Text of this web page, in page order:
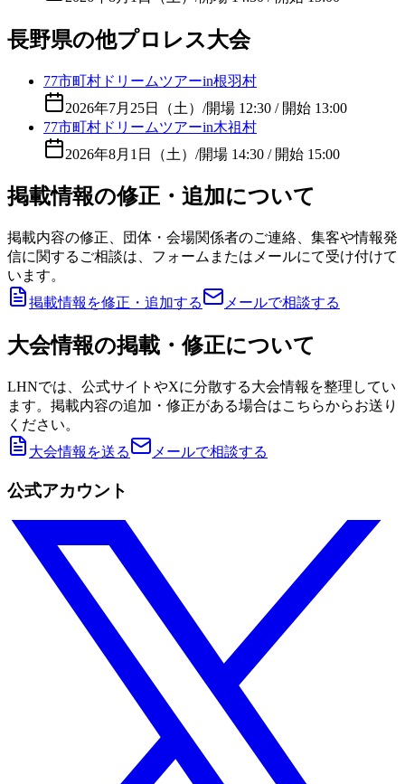
長野県の他プロレス大会
77市町村ドリームツアーin根羽村
2026年7月25日（土） /開場 12:30 / 開始 13:00
77市町村ドリームツアーin木祖村
2026年8月1日（土） /開場 14:30 / 開始 15:00
掲載情報の修正・追加について
掲載内容の修正、団体・会場関係者のご連絡、集客や情報発
信に関するご相談は、フォームまたはメールにて受け付けて
います。
掲載情報を修正・追加する
メールで相談する
大会情報の掲載・修正について
LHNでは、公式サイトやXに分散する大会情報を整理してい
ます。掲載内容の追加・修正がある場合はこちらからお送り
ください。
大会情報を送る
メールで相談する
公式アカウント